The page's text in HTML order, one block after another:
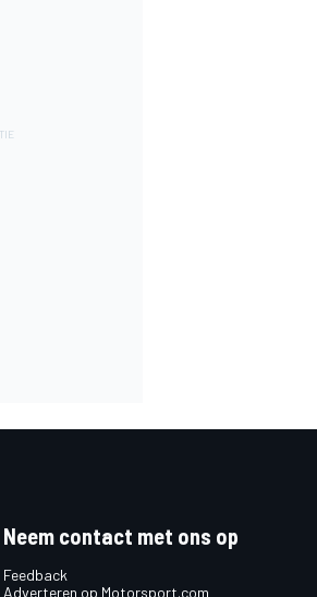
Neem contact met ons op
Feedback
Adverteren op Motorsport.com